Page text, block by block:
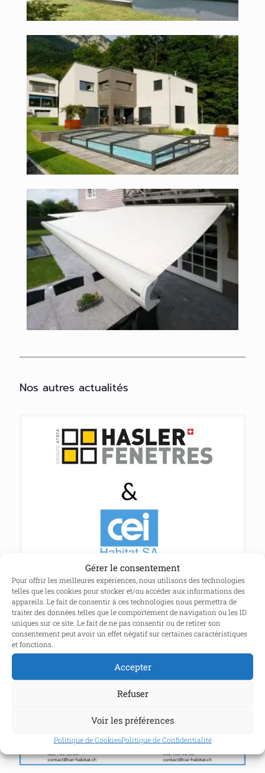
Gérer le consentement
Pour offrir les meilleures expériences, nous utilisons des technologies
telles que les cookies pour stocker et/ou accéder aux informations des
appareils. Le fait de consentir à ces technologies nous permettra de
traiter des données telles que le comportement de navigation ou les ID
uniques sur ce site. Le fait de ne pas consentir ou de retirer son
consentement peut avoir un effet négatif sur certaines caractéristiques
et fonctions.
Accepter
Refuser
Voir les préférences
Politique de CookiesPolitique de Confidentialité
Nos autres actualités
Nouveau partenariat avec Hasler
Fenêtres